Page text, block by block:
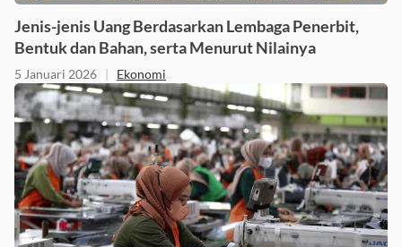
Jenis-jenis Uang Berdasarkan Lembaga Penerbit,
Bentuk dan Bahan, serta Menurut Nilainya
5 Januari 2026 | Ekonomi